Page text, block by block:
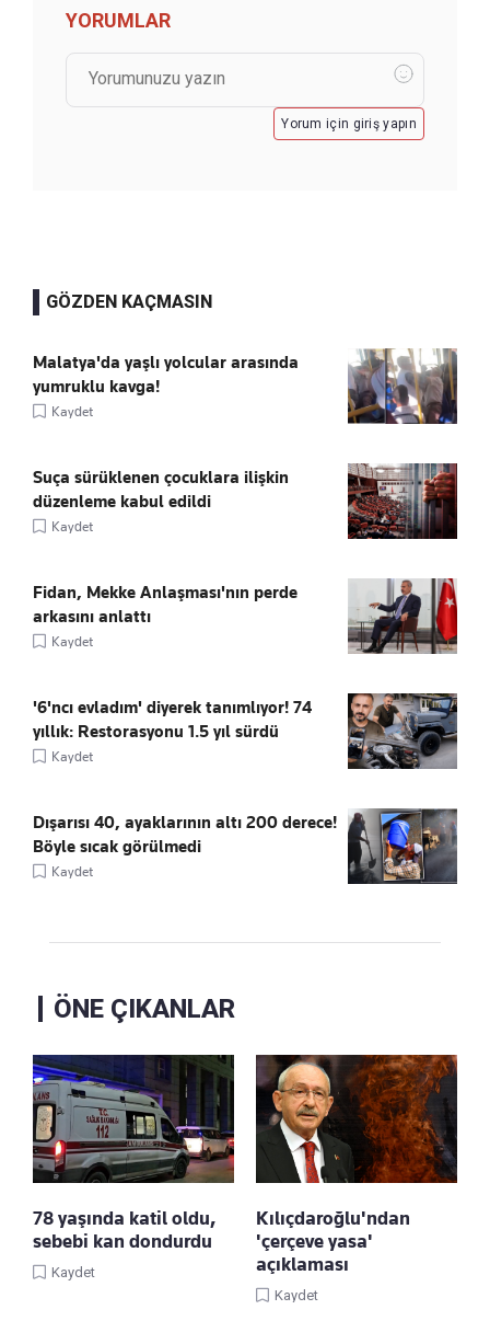
YORUMLAR
Yorum için giriş yapın
GÖZDEN KAÇMASIN
Malatya'da yaşlı yolcular arasında
yumruklu kavga!
Kaydet
Suça sürüklenen çocuklara ilişkin
düzenleme kabul edildi
Kaydet
Fidan, Mekke Anlaşması'nın perde
arkasını anlattı
Kaydet
'6'ncı evladım' diyerek tanımlıyor! 74
yıllık: Restorasyonu 1.5 yıl sürdü
Kaydet
Dışarısı 40, ayaklarının altı 200 derece!
Böyle sıcak görülmedi
Kaydet
ÖNE ÇIKANLAR
78 yaşında katil oldu,
sebebi kan dondurdu
Kaydet
Kılıçdaroğlu'ndan
'çerçeve yasa'
açıklaması
Kaydet